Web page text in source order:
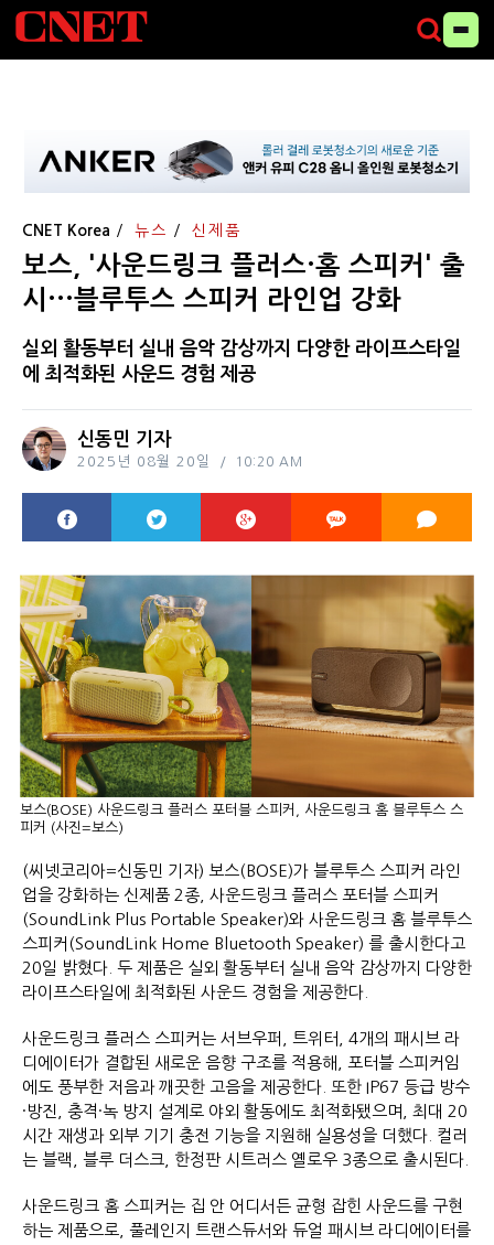
CNET Korea 뉴스 신제품
보스, '사운드링크 플러스·홈 스피커' 출
시···블루투스 스피커 라인업 강화
실외 활동부터 실내 음악 감상까지 다양한 라이프스타일
에 최적화된 사운드 경험 제공
신동민 기자
2025년 08월 20일 10:20 AM
보스(BOSE) 사운드링크 플러스 포터블 스피커, 사운드링크 홈 블루투스 스
피커 (사진=보스)
(씨넷코리아=신동민 기자) 보스(BOSE)가 블루투스 스피커 라인
업을 강화하는 신제품 2종, 사운드링크 플러스 포터블 스피커
(SoundLink Plus Portable Speaker)와 사운드링크 홈 블루투스
스피커(SoundLink Home Bluetooth Speaker) 를 출시한다고
20일 밝혔다. 두 제품은 실외 활동부터 실내 음악 감상까지 다양한
라이프스타일에 최적화된 사운드 경험을 제공한다.
사운드링크 플러스 스피커는 서브우퍼, 트위터, 4개의 패시브 라
디에이터가 결합된 새로운 음향 구조를 적용해, 포터블 스피커임
에도 풍부한 저음과 깨끗한 고음을 제공한다. 또한 IP67 등급 방수
·방진, 충격·녹 방지 설계로 야외 활동에도 최적화됐으며, 최대 20
시간 재생과 외부 기기 충전 기능을 지원해 실용성을 더했다. 컬러
는 블랙, 블루 더스크, 한정판 시트러스 옐로우 3종으로 출시된다.
사운드링크 홈 스피커는 집 안 어디서든 균형 잡힌 사운드를 구현
하는 제품으로, 풀레인지 트랜스듀서와 듀얼 패시브 라디에이터를